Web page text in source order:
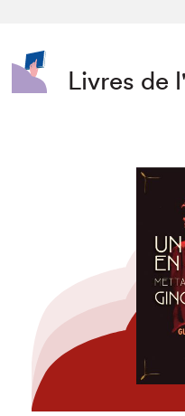
Livres de